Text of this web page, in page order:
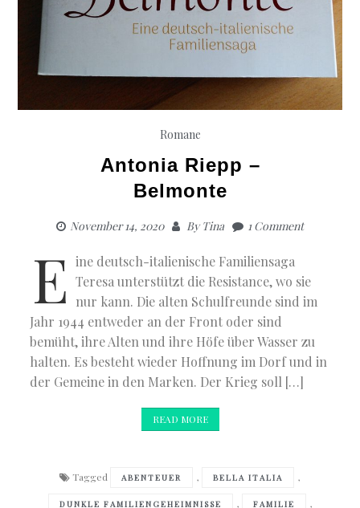
Romane
Antonia Riepp –
Belmonte
November 14, 2020 ByTina 1 Comment
E ine deutsch-italienische Familiensaga
Teresa unterstützt die Resistance, wo sie
nur kann. Die alten Schulfreunde sind im
Jahr 1944 entweder an der Front oder sind
bemüht, ihre Alten und ihre Höfe über Wasser zu
halten. Es besteht wieder Hoffnung im Dorf und in
der Gemeine in den Marken. Der Krieg soll […]
READ MORE
Tagged ABENTEUER , BELLA ITALIA ,
DUNKLE FAMILIENGEHEIMNISSE , FAMILIE ,